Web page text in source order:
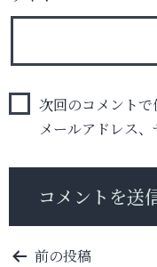
次回のコメント
メールアドレス、
投 前の投稿